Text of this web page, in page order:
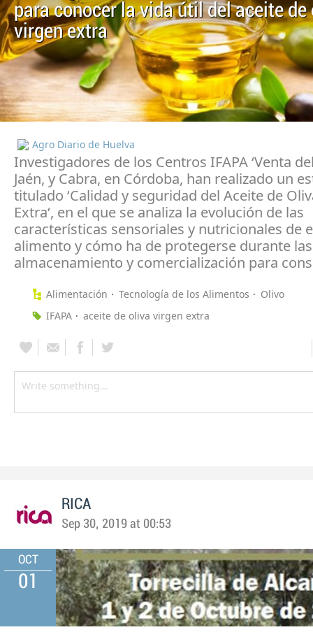
para conocer la vida útil del aceite de
virgen extra
Agro Diario de Huelva
Investigadores de los Centros IFAPA ‘Venta
Jaén, y Cabra, en Córdoba, han realizado un
titulado ‘Calidad y seguridad del Aceite de
Extra‘, en el que se analiza la evolución de las
características sensoriales y nutricionales de
alimento y cómo ha de protegerse durante
almacenamiento y comercialización para
Alimentación Tecnología de los Alimentos
Olivo
IFAPA
aceite de oliva virgen extra
RICA
Sep 30, 2019 at 00:53
OCT
01